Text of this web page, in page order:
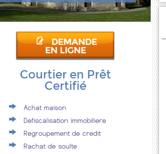
DEMANDE
EN LIGNE
Courtier en Prêt
Certifié
Achat maison
Defiscalisation immobiliere
Regroupement de credit
Rachat de soulte